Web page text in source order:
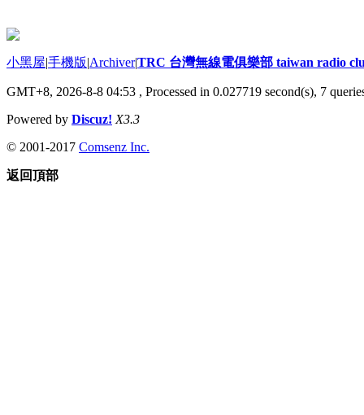
小黑屋|手機版|Archiver|TRC 台灣無線電俱樂部 taiwan radio
GMT+8, 2026-8-8 04:53 , Processed in 0.027719 second(s), 7
Powered by Discuz! X3.3
© 2001-2017 Comsenz Inc.
返回頂部